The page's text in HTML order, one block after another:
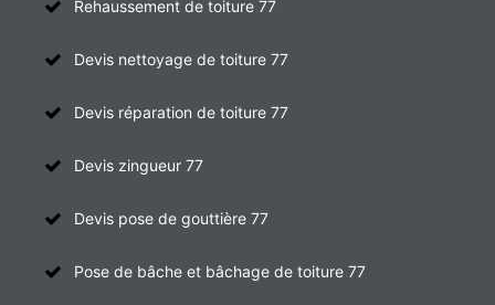
Rehaussement de toiture 77
Devis nettoyage de toiture 77
Devis réparation de toiture 77
Devis zingueur 77
Devis pose de gouttière 77
Pose de bâche et bâchage de toiture 77